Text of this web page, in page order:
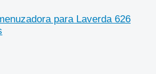
para Laverda 626